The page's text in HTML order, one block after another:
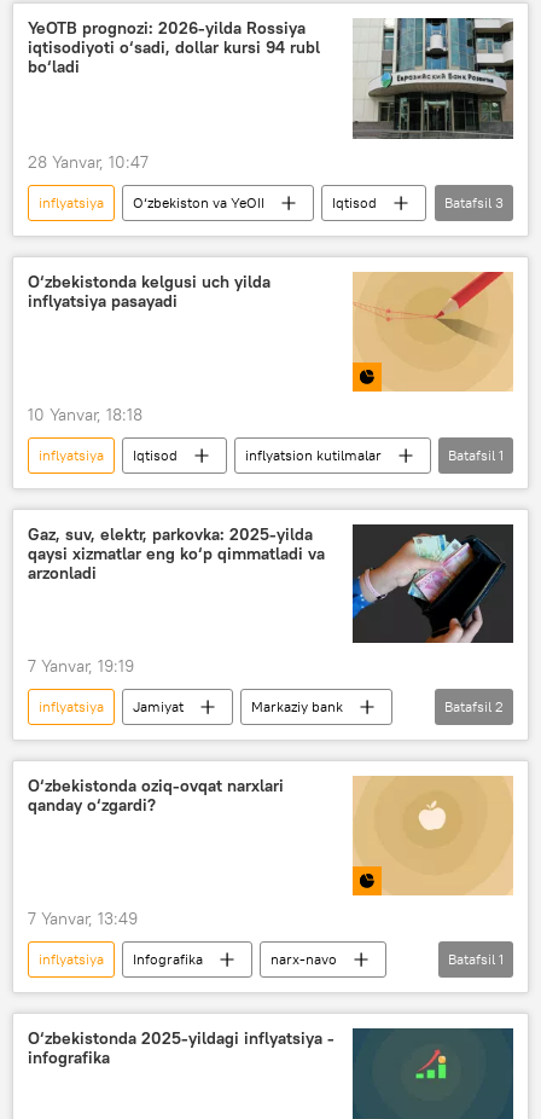
YeOTB prognozi: 2026-yilda Rossiya
iqtisodiyoti o‘sadi, dollar kursi 94 rubl
bo‘ladi
28 Yanvar, 10:47
inflyatsiya O‘zbekiston va YeOII
Iqtisod
YaIM
Yevroosiyo taraqqiyot banki (YeOTB)
Rossiya
Batafsil 3
O‘zbekistonda kelgusi uch yilda
inflyatsiya pasayadi
10 Yanvar, 18:18
inflyatsiya Iqtisod
inflyatsion kutilmalar
Infografika
Batafsil 1
Gaz, suv, elektr, parkovka: 2025-yilda
qaysi xizmatlar eng ko‘p qimmatladi va
arzonladi
7 Yanvar, 19:19
inflyatsiya Jamiyat
Markaziy bank
O‘zbekiston
uy-joy kommunal xizmati
Batafsil 2
O‘zbekistonda oziq-ovqat narxlari
qanday o‘zgardi?
7 Yanvar, 13:49
inflyatsiya Infografika
narx-navo
Jamiyat
Batafsil 1
O‘zbekistonda 2025-yildagi inflyatsiya -
infografika